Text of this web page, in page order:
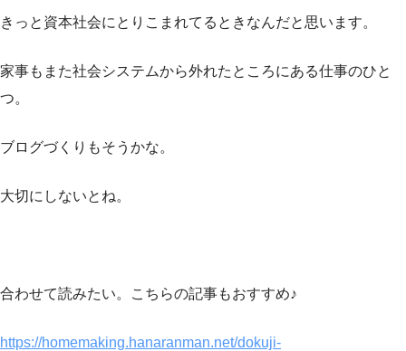
きっと資本社会にとりこまれてるときなんだと思います。
家事もまた社会システムから外れたところにある仕事のひと
つ。
ブログづくりもそうかな。
大切にしないとね。
合わせて読みたい。 こちらの記事もおすすめ♪
https://homemaking.hanaranman.net/dokuji-